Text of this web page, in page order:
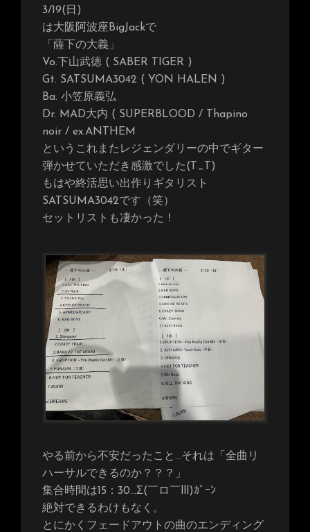
3/19(日)
は大阪阿波座BigJackで
「薩下の大義」
Vo.下山武徳 ( SABER TIGER )
Gt. SATSUMA3042 ( YON HALEN )
Ba. 小笠原義弘
Dr. MAD大内 ( SUPERBLOOD / Thapino
noir / ex.ANTHEM
というこれまたレジェンダリーの中でギター
弾かせていただき感激でした(T_T)
もはや終活思い出作りギタリスト
SATSUMA3042です（笑）
セットリストも凄かった！
やる前から不安だったこと…それは「全曲リ
ハーサルできるのか？？？」
集合時間は15：30…Σ(￣ロ￣lll)ｶﾞｰﾝ
絶対できるわけもなく。
とにかくフェードアウトの曲のエンディング